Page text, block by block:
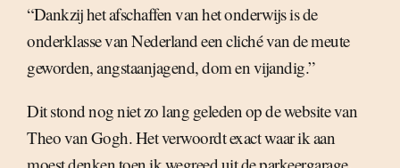
“Dankzij het afschaffen van het onderwijs is de
onderklasse van Nederland een cliché van de meute
geworden, angstaanjagend, dom en vijandig.”
Dit stond nog niet zo lang geleden op de website van
Theo van Gogh. Het verwoordt exact waar ik aan